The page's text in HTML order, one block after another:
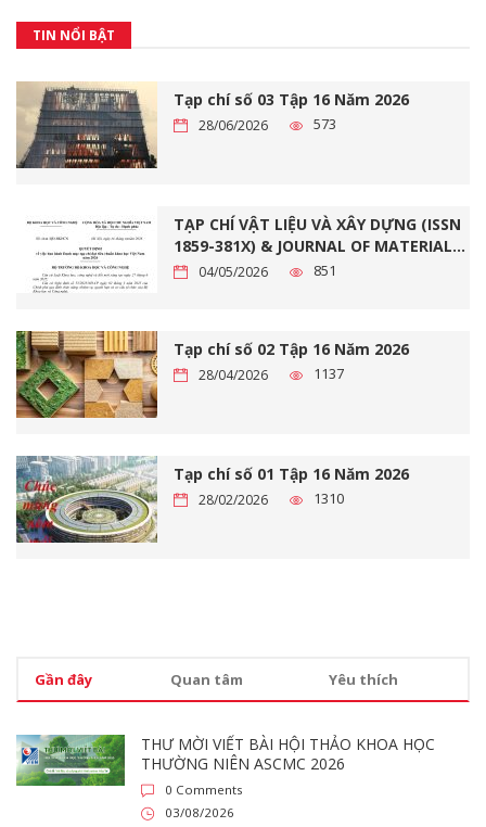
TIN NỔI BẬT
Tạp chí số 03 Tập 16 Năm 2026
28/06/2026 573
TẠP CHÍ VẬT LIỆU VÀ XÂY DỰNG (ISSN
1859-381X) & JOURNAL OF MATERIALS
AND CONSTRUCTION (ISSN 2734-9438)
04/05/2026 851
Tạp chí số 02 Tập 16 Năm 2026
28/04/2026 1137
Tạp chí số 01 Tập 16 Năm 2026
28/02/2026 1310
Gần đây Quan tâm Yêu thích
THƯ MỜI VIẾT BÀI HỘI THẢO KHOA HỌC
THƯỜNG NIÊN ASCMC 2026
0 Comments
03/08/2026